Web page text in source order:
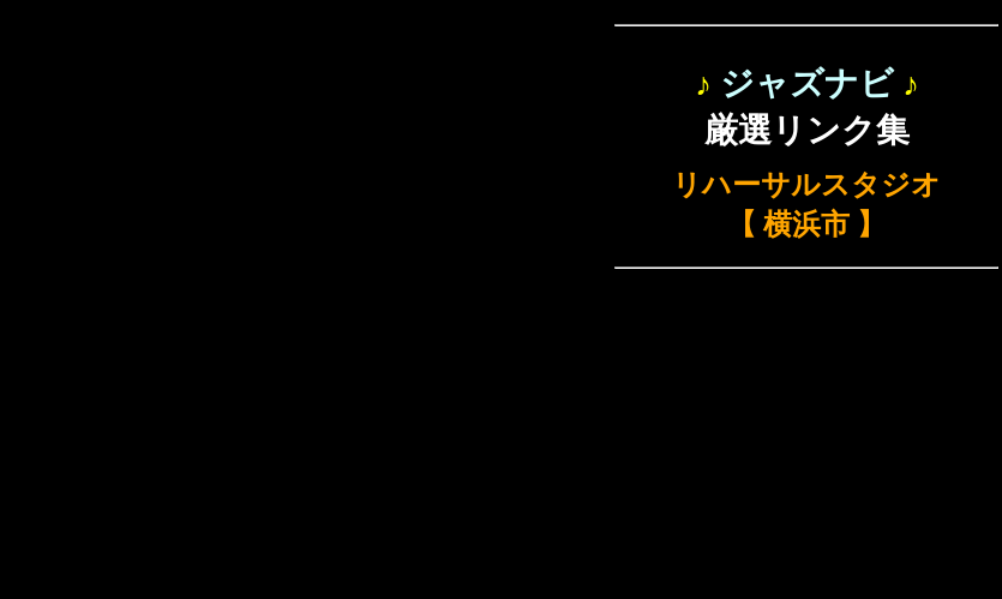
♪ ジャズナビ♪
厳選リンク集
リハーサルスタジオ
【 横浜市 】